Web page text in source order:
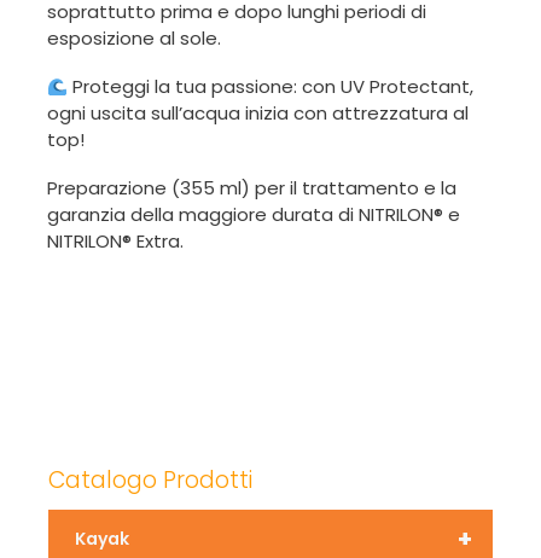
soprattutto prima e dopo lunghi periodi di
esposizione al sole.
Proteggi la tua passione: con UV Protectant,
ogni uscita sull’acqua inizia con attrezzatura al
top!
Preparazione (355 ml) per il trattamento e la
garanzia della maggiore durata di NITRILON® e
NITRILON® Extra.
Catalogo Prodotti
+
Kayak